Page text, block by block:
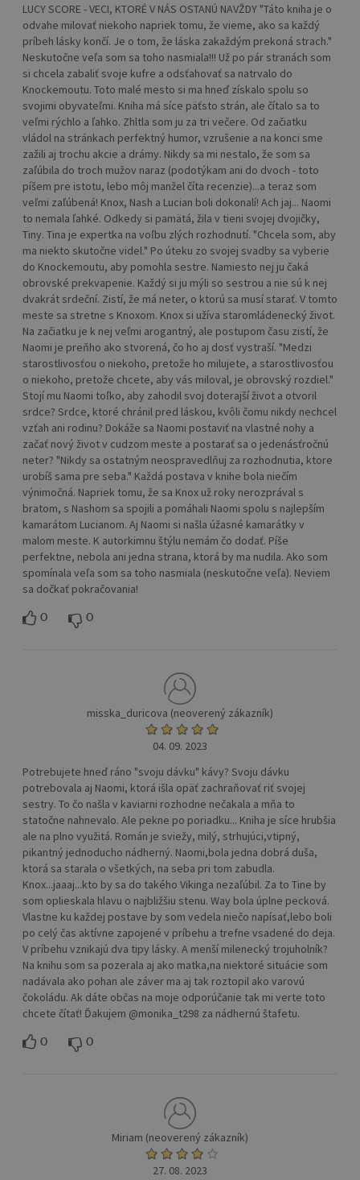
LUCY SCORE - VECI, KTORÉ V NÁS OSTANÚ NAVŽDY "Táto kniha je o
odvahe milovať niekoho napriek tomu, že vieme, ako sa každý
príbeh lásky končí. Je o tom, že láska zakaždým prekoná strach."
Neskutočne veľa som sa toho nasmiala!!! Už po pár stranách som
si chcela zabaliť svoje kufre a odsťahovať sa natrvalo do
Knockemoutu. Toto malé mesto si ma hneď získalo spolu so
svojimi obyvateľmi. Kniha má síce päťsto strán, ale čítalo sa to
veľmi rýchlo a ľahko. Zhltla som ju za tri večere. Od začiatku
vládol na stránkach perfektný humor, vzrušenie a na konci sme
zažili aj trochu akcie a drámy. Nikdy sa mi nestalo, že som sa
zaľúbila do troch mužov naraz (podotýkam ani do dvoch - toto
píšem pre istotu, lebo môj manžel číta recenzie)...a teraz som
veľmi zaľúbená! Knox, Nash a Lucian boli dokonalí! Ach jaj... Naomi
to nemala ľahké. Odkedy si pamätá, žila v tieni svojej dvojičky,
Tiny. Tina je expertka na voľbu zlých rozhodnutí. "Chcela som, aby
ma niekto skutočne videl." Po úteku zo svojej svadby sa vyberie
do Knockemoutu, aby pomohla sestre. Namiesto nej ju čaká
obrovské prekvapenie. Každý si ju mýli so sestrou a nie sú k nej
dvakrát srdeční. Zistí, že má neter, o ktorú sa musí starať. V tomto
meste sa stretne s Knoxom. Knox si užíva staromládenecký život.
Na začiatku je k nej veľmi arogantný, ale postupom času zistí, že
Naomi je preňho ako stvorená, čo ho aj dosť vystraší. "Medzi
starostlivosťou o niekoho, pretože ho milujete, a starostlivosťou
o niekoho, pretože chcete, aby vás miloval, je obrovský rozdiel."
Stojí mu Naomi toľko, aby zahodil svoj doterajší život a otvoril
srdce? Srdce, ktoré chránil pred láskou, kvôli čomu nikdy nechcel
vzťah ani rodinu? Dokáže sa Naomi postaviť na vlastné nohy a
začať nový život v cudzom meste a postarať sa o jedenásťročnú
neter? "Nikdy sa ostatným neospravedlňuj za rozhodnutia, ktore
urobíš sama pre seba." Každá postava v knihe bola niečím
výnimočná. Napriek tomu, že sa Knox už roky nerozprával s
bratom, s Nashom sa spojili a pomáhali Naomi spolu s najlepším
kamarátom Lucianom. Aj Naomi si našla úžasné kamarátky v
malom meste. K autorkimnu štýlu nemám čo dodať. Píše
perfektne, nebola ani jedna strana, ktorá by ma nudila. Ako som
spomínala veľa som sa toho nasmiala (neskutočne veľa). Neviem
sa dočkať pokračovania!
0 0
misska_duricova (neoverený zákazník)
04. 09. 2023
Potrebujete hneď ráno "svoju dávku" kávy? Svoju dávku
potrebovala aj Naomi, ktorá išla opäť zachraňovať riť svojej
sestry. To čo našla v kaviarni rozhodne nečakala a mňa to
statočne nahnevalo. Ale pekne po poriadku... Kniha je síce hrubšia
ale na plno využitá. Román je sviežy, milý, strhujúci,vtipný,
pikantný jednoducho nádherný. Naomi,bola jedna dobrá duša,
ktorá sa starala o všetkých, na seba pri tom zabudla.
Knox...jaaaj...kto by sa do takého Vikinga nezaľúbil. Za to Tine by
som oplieskala hlavu o najbližšiu stenu. Way bola úplne pecková.
Vlastne ku každej postave by som vedela niečo napísať,lebo boli
po celý čas aktívne zapojené v príbehu a trefne vsadené do deja.
V príbehu vznikajú dva tipy lásky. A menší milenecký trojuholník?
Na knihu som sa pozerala aj ako matka,na niektoré situácie som
nadávala ako pohan ale záver ma aj tak roztopil ako varovú
čokoládu. Ak dáte občas na moje odporúčanie tak mi verte toto
chcete čítať! Ďakujem @monika_t298 za nádhernú štafetu.
0 0
Miriam (neoverený zákazník)
27. 08. 2023